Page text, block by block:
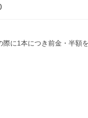
際に1本につき前金・半額